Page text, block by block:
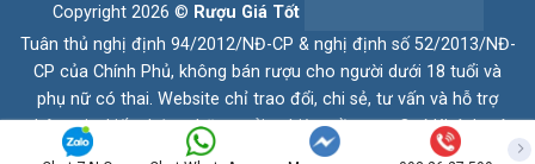
Copyright 2026 © Rượu Giá Tốt
Tuân thủ nghị định 94/2012/NĐ-CP & nghị định số 52/2013/NĐ-
CP của Chính Phủ, không bán rượu cho người dưới 18 tuổi và
phụ nữ có thai. Website chỉ trao đổi, chi sẻ, tư vấn và hỗ trợ
thông tin, kiến thức, những trải nghiệm về rượu. Quý Khách có
nhu cầu vui lòng liên hệ hotline. Xin chân thành cám ơn